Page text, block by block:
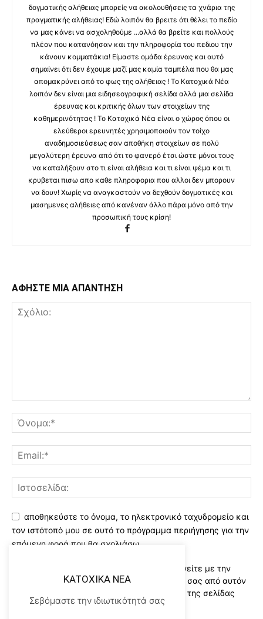
δογματικής αλήθειας μπορείς να ακολουθήσεις τα χνάρια της
πραγματικής αλήθειας! Εδώ λοιπόν θα βρειτε ότι θέλει το πεδίο
να μας κάνει να ασχοληθούμε ...αλλά θα βρείτε και πολλούς
πλέον που κατανόησαν και την πληροφορία του πεδιου την
κάνουν κομματάκια! Είμαστε ομάδα έρευνας και αυτό
σημαίνει ότι δεν έχουμε μαζί μας καμία ταμπέλα που θα μας
απομακρύνει από το φως της αλήθειας ! Το Κατοχικά Νέα
λοιπόν δεν είναι μια ειδησεογραφική σελίδα αλλά μια σελίδα
έρευνας και κριτικής όλων των στοιχείων της
καθημερινότητας ! Το Κατοχικά Νέα είναι ο χώρος όπου οι
ελεύθεροι ερευνητές χρησιμοποιούν τον τοίχο
αναδημοσιεύσεως σαν αποθήκη στοιχείων σε πολύ
μεγαλύτερη έρευνα από ότι το φανερό έτσι ώστε μόνοι τους
να καταλήξουν στο τι είναι αλήθεια και τι είναι ψέμα και τι
κρυβεται πισω απο καθε πληροφορια που αλλοι δεν μπορουν
να δουν! Χωρίς να αναγκαστούν να δεχθούν δογματικές και
μασημενες αλήθειες από κανέναν άλλο πάρα μόνο από την
προσωπική τους κρίση!
ΑΦΗΣΤΕ ΜΙΑ ΑΠΑΝΤΗΣΗ
αποθηκεύστε το όνομα, το ηλεκτρονικό ταχυδρομείο και
τον ιστότοπό μου σε αυτό το πρόγραμμα περιήγησης για την
επόμενη φορά που θα σχολιάσω.
Χρησιμοποιώντας αυτό το έντυπο συμφωνείτε με την
αποθήκευση και χειρισμό των δεδομένων σας από αυτόν
τον ιστότοπο..Διαβάστε του ορους χρήσης της σελίδας
μας*
KATOXIKA NEA
Σεβόμαστε την ιδιωτικότητά σας